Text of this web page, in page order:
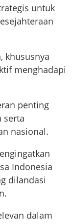
untuk
khususnya
menghadapi
penting
serta
nasional.
Indonesia
dilandasi
dalam